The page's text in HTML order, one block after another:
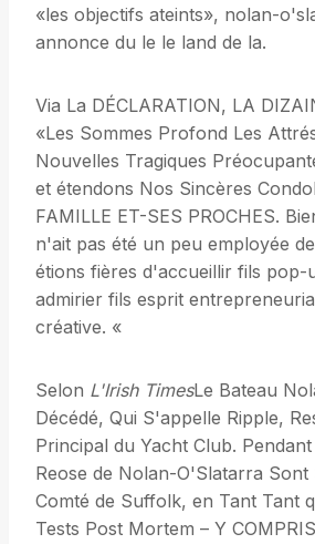
«les objectifs ateints», nolan-
annonce du le le land de la.
Via La DÉCLARATION, LA
«Les Sommes Profond Les
Nouvelles Tragiques
et étendons Nos Sincères
FAMILLE ET-SES PROCHES.
n'ait pas été un peu employée
étions fières d'accueillir fils pop-
admirier fils esprit
créative. «
Selon L'Irish TimesLe Bateau
Décédé, Qui S'appelle Ripple,
Principal du Yacht Club. Pendant
Reose de Nolan-O'Slatarra Sont
Comté de Suffolk, en Tant Tant
Tests Post Mortem – Y